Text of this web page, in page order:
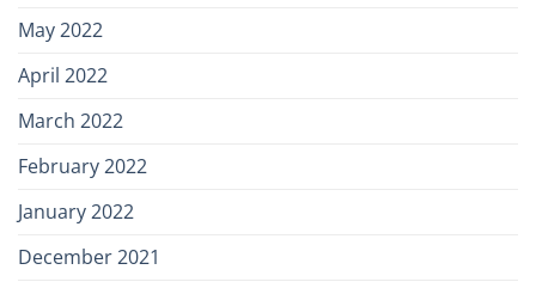
May 2022
April 2022
March 2022
February 2022
January 2022
December 2021